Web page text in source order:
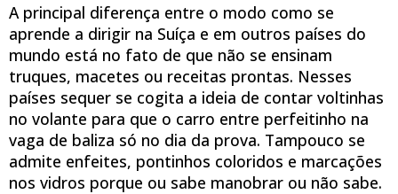
A principal diferença entre o modo como se
aprende a dirigir na Suíça e em outros países do
mundo está no fato de que não se ensinam
truques, macetes ou receitas prontas. Nesses
países sequer se cogita a ideia de contar voltinhas
no volante para que o carro entre perfeitinho na
vaga de baliza só no dia da prova. Tampouco se
admite enfeites, pontinhos coloridos e marcações
nos vidros porque ou sabe manobrar ou não sabe.